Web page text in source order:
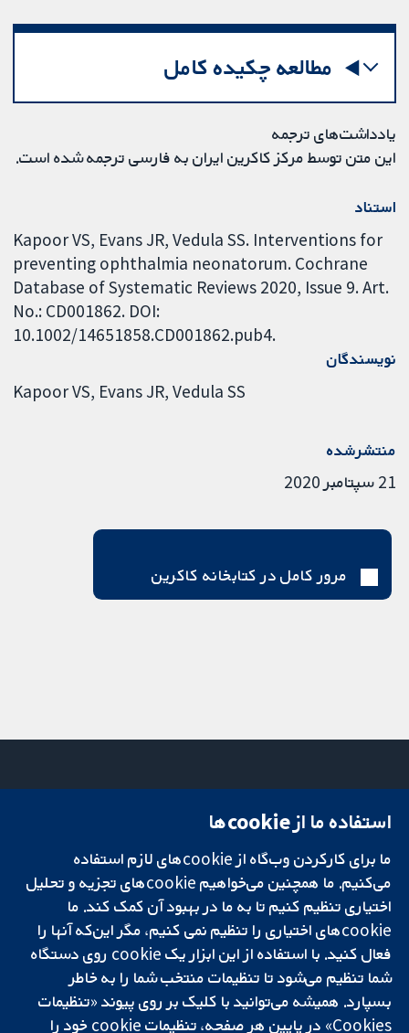
مطالعه چکیده کامل
یادداشت‌های ترجمه
این متن توسط مرکز کاکرین ایران به فارسی ترجمه شده است.
استناد
Kapoor VS, Evans JR, Vedula SS. Interventions for
preventing ophthalmia neonatorum. Cochrane
Database of Systematic Reviews 2020, Issue 9. Art.
No.: CD001862. DOI:
10.1002/14651858.CD001862.pub4.
نویسندگان
Kapoor VS Evans JR Vedula SS
منتشرشده
21 سپتامبر 2020
مرور کامل در کتابخانه کاکرین
تحقیقات قابل
اعتماد.
تصمیم‌گیری آگاهانه.
سلامت بهتر.
میدان کاوندیش
لندن
W1G 0AN
بریتانیا
دفتر رسانه‌ای
درباره ما
فرصت‌های
شغلی
Cochrane
Library
استفاده ما از cookie‌ها
ما برای کارکردن وب‌گاه از cookie‌های لازم استفاده
می‌کنیم. ما همچنین می‌خواهیم cookie‌های تجزیه و تحلیل
اختیاری تنظیم کنیم تا به ما در بهبود آن کمک کند. ما
cookie‌های اختیاری را تنظیم نمی کنیم، مگر این‌که آنها را
فعال کنید. با استفاده از این ابزار یک cookie‌ روی دستگاه
شما تنظیم می‌شود تا تنظیمات منتخب شما را به خاطر
بسپارد. همیشه می‌توانید با کلیک بر روی پیوند «تنظیمات
Cookies» در پایین هر صفحه، تنظیمات cookie‌ خود را